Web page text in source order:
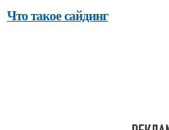
Что такое сайдинг